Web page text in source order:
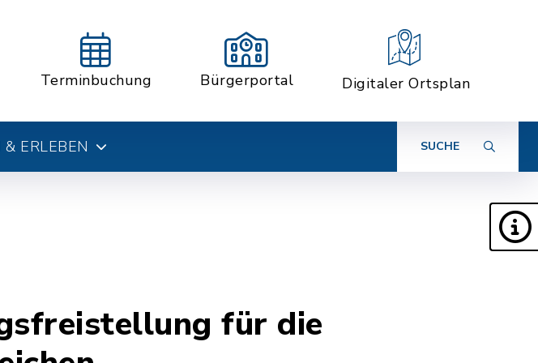
Terminbuchung Bürgerportal Digitaler Ortsplan
& ERLEBEN SUCHE
für die